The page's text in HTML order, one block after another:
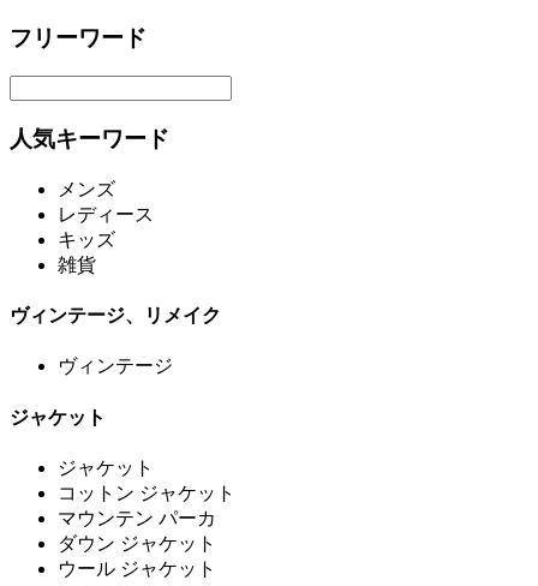
フリーワード
人気キーワード
メンズ
レディース
キッズ
雑貨
ヴィンテージ、リメイク
ヴィンテージ
ジャケット
ジャケット
コットン ジャケット
マウンテン パーカ
ダウン ジャケット
ウール ジャケット